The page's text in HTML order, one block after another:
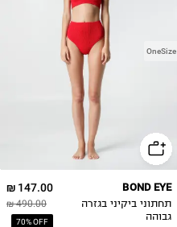
OneSize
147.00 ₪
490.00 ₪
70% OFF
BOND EYE
תחתוני ביקיני בגזרה
גבוהה